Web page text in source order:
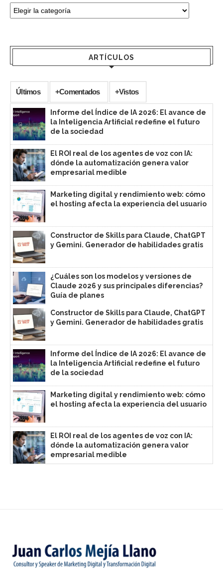
ARTÍCULOS
Últimos +Comentados +Vistos
Informe del Índice de IA 2026: El avance de
la Inteligencia Artificial redefine el futuro
de la sociedad
El ROI real de los agentes de voz con IA:
dónde la automatización genera valor
empresarial medible
Marketing digital y rendimiento web: cómo
el hosting afecta la experiencia del usuario
Constructor de Skills para Claude, ChatGPT
y Gemini. Generador de habilidades gratis
¿Cuáles son los modelos y versiones de
Claude 2026 y sus principales diferencias?
Guía de planes
Constructor de Skills para Claude, ChatGPT
y Gemini. Generador de habilidades gratis
Informe del Índice de IA 2026: El avance de
la Inteligencia Artificial redefine el futuro
de la sociedad
Marketing digital y rendimiento web: cómo
el hosting afecta la experiencia del usuario
El ROI real de los agentes de voz con IA:
dónde la automatización genera valor
empresarial medible